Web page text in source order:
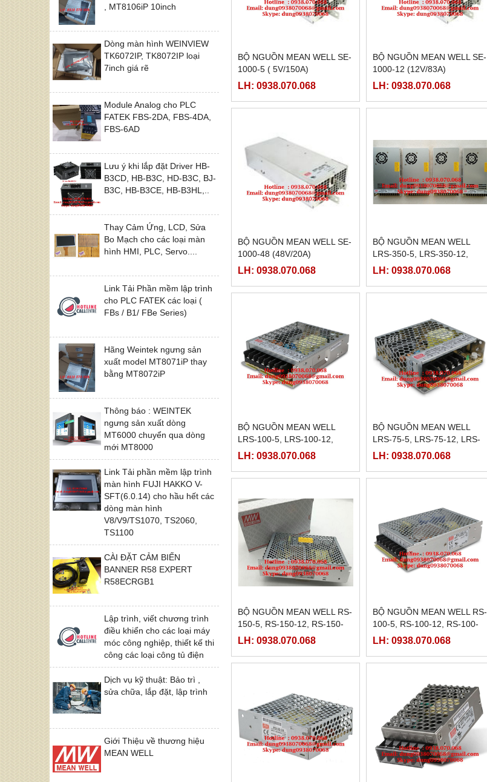
, MT8106iP 10inch
Dòng màn hình WEINVIEW
TK6072IP, TK8072IP loại
7inch giá rẽ
Module Analog cho PLC
FATEK FBS-2DA, FBS-4DA,
FBS-6AD
Lưu ý khi lắp đặt Driver HB-
B3CD, HB-B3C, HD-B3C, BJ-
B3C, HB-B3CE, HB-B3HL,..
Thay Cảm Ứng, LCD, Sửa
Bo Mạch cho các loại màn
hình HMI, PLC, Servo....
Link Tải Phần mềm lập trình
cho PLC FATEK các loại (
FBs / B1/ FBe Series)
Hãng Weintek ngưng sản
xuất model MT8071iP thay
bằng MT8072iP
Thông báo : WEINTEK
ngưng sản xuất dòng
MT6000 chuyển qua dòng
mới MT8000
Link Tải phần mềm lập trình
màn hình FUJI HAKKO V-
SFT(6.0.14) cho hầu hết các
dòng màn hình
V8/V9/TS1070, TS2060,
TS1100
CÀI ĐẶT CẢM BIẾN
BANNER R58 EXPERT
R58ECRGB1
Lập trình, viết chương trình
điều khiển cho các loại máy
móc công nghiệp, thiết kế thi
công các loại công tủ điện
Dịch vụ kỹ thuật: Bảo trì ,
sửa chữa, lắp đặt, lập trình
Giới Thiệu về thương hiệu
MEAN WELL
BỘ NGUỒN MEAN WELL SE-
1000-5 ( 5V/150A)
LH: 0938.070.068
BỘ NGUỒN MEAN WELL SE-
1000-12 (12V/83A)
LH: 0938.070.068
BỘ NGUỒN MEAN WELL SE-
1000-48 (48V/20A)
LH: 0938.070.068
BỘ NGUỒN MEAN WELL
LRS-350-5, LRS-350-12,
LRS-350-24, LRS-350-48
LH: 0938.070.068
BỘ NGUỒN MEAN WELL
LRS-100-5, LRS-100-12,
LRS-100-24, LRS-100-48
LH: 0938.070.068
BỘ NGUỒN MEAN WELL
LRS-75-5, LRS-75-12, LRS-
75-24, LRS-75-48
LH: 0938.070.068
BỘ NGUỒN MEAN WELL RS-
150-5, RS-150-12, RS-150-
24, RS-150-48
LH: 0938.070.068
BỘ NGUỒN MEAN WELL RS-
100-5, RS-100-12, RS-100-
24, RS-100-48
LH: 0938.070.068